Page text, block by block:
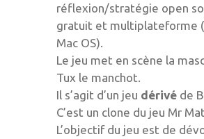
réflexion/stratégie open
gratuit et multiplateforme
Mac OS).
Le jeu met en scène la
Tux le manchot.
Il s’agit d’un jeu dérivé de
C’est un clone du jeu Mr
L’objectif du jeu est de